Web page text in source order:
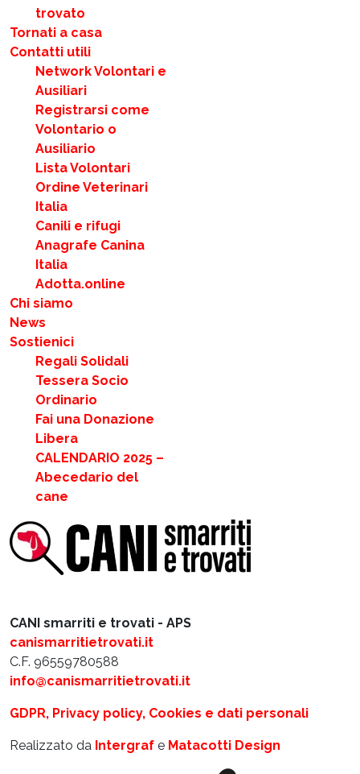
CANI smarriti e trovati - APS
canismarritietrovati.it
C.F. 96559780588
info@canismarritietrovati.it
GDPR, Privacy policy, Cookies e dati personali
Realizzato da Intergraf e Matacotti Design
trovato
Tornati a casa
Contatti utili
Network Volontari e
Ausiliari
Registrarsi come
Volontario o
Ausiliario
Lista Volontari
Ordine Veterinari
Italia
Canili e rifugi
Anagrafe Canina
Italia
Adotta.online
Chi siamo
News
Sostienici
Regali Solidali
Tessera Socio
Ordinario
Fai una Donazione
Libera
CALENDARIO 2025 –
Abecedario del
cane